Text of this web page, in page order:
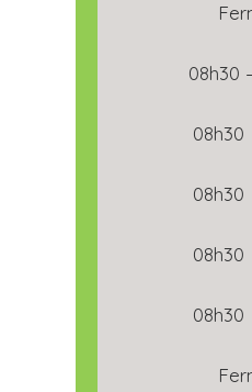
08h30
08h30
08h30
08h30
08h30